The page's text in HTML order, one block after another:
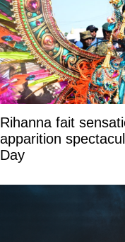
Rihanna fait
apparition
Day